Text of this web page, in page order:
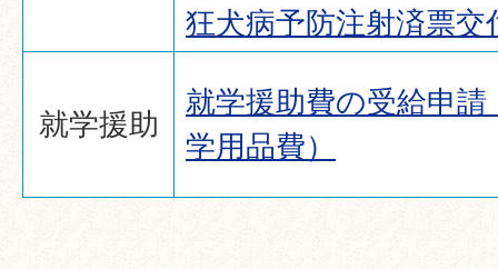
狂犬病予防注射済票交
就学援助
就学援助費の受給申請
学用品費）